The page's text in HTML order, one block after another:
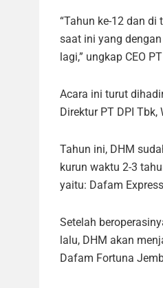
“Tahun ke-12 dan
saat ini yang
lagi,” ungkap CEO
Acara ini turut
Direktur PT DPI Tbk,
Tahun ini, DHM
kurun waktu 2-3
yaitu: Dafam
Setelah
lalu, DHM akan
Dafam Fortuna